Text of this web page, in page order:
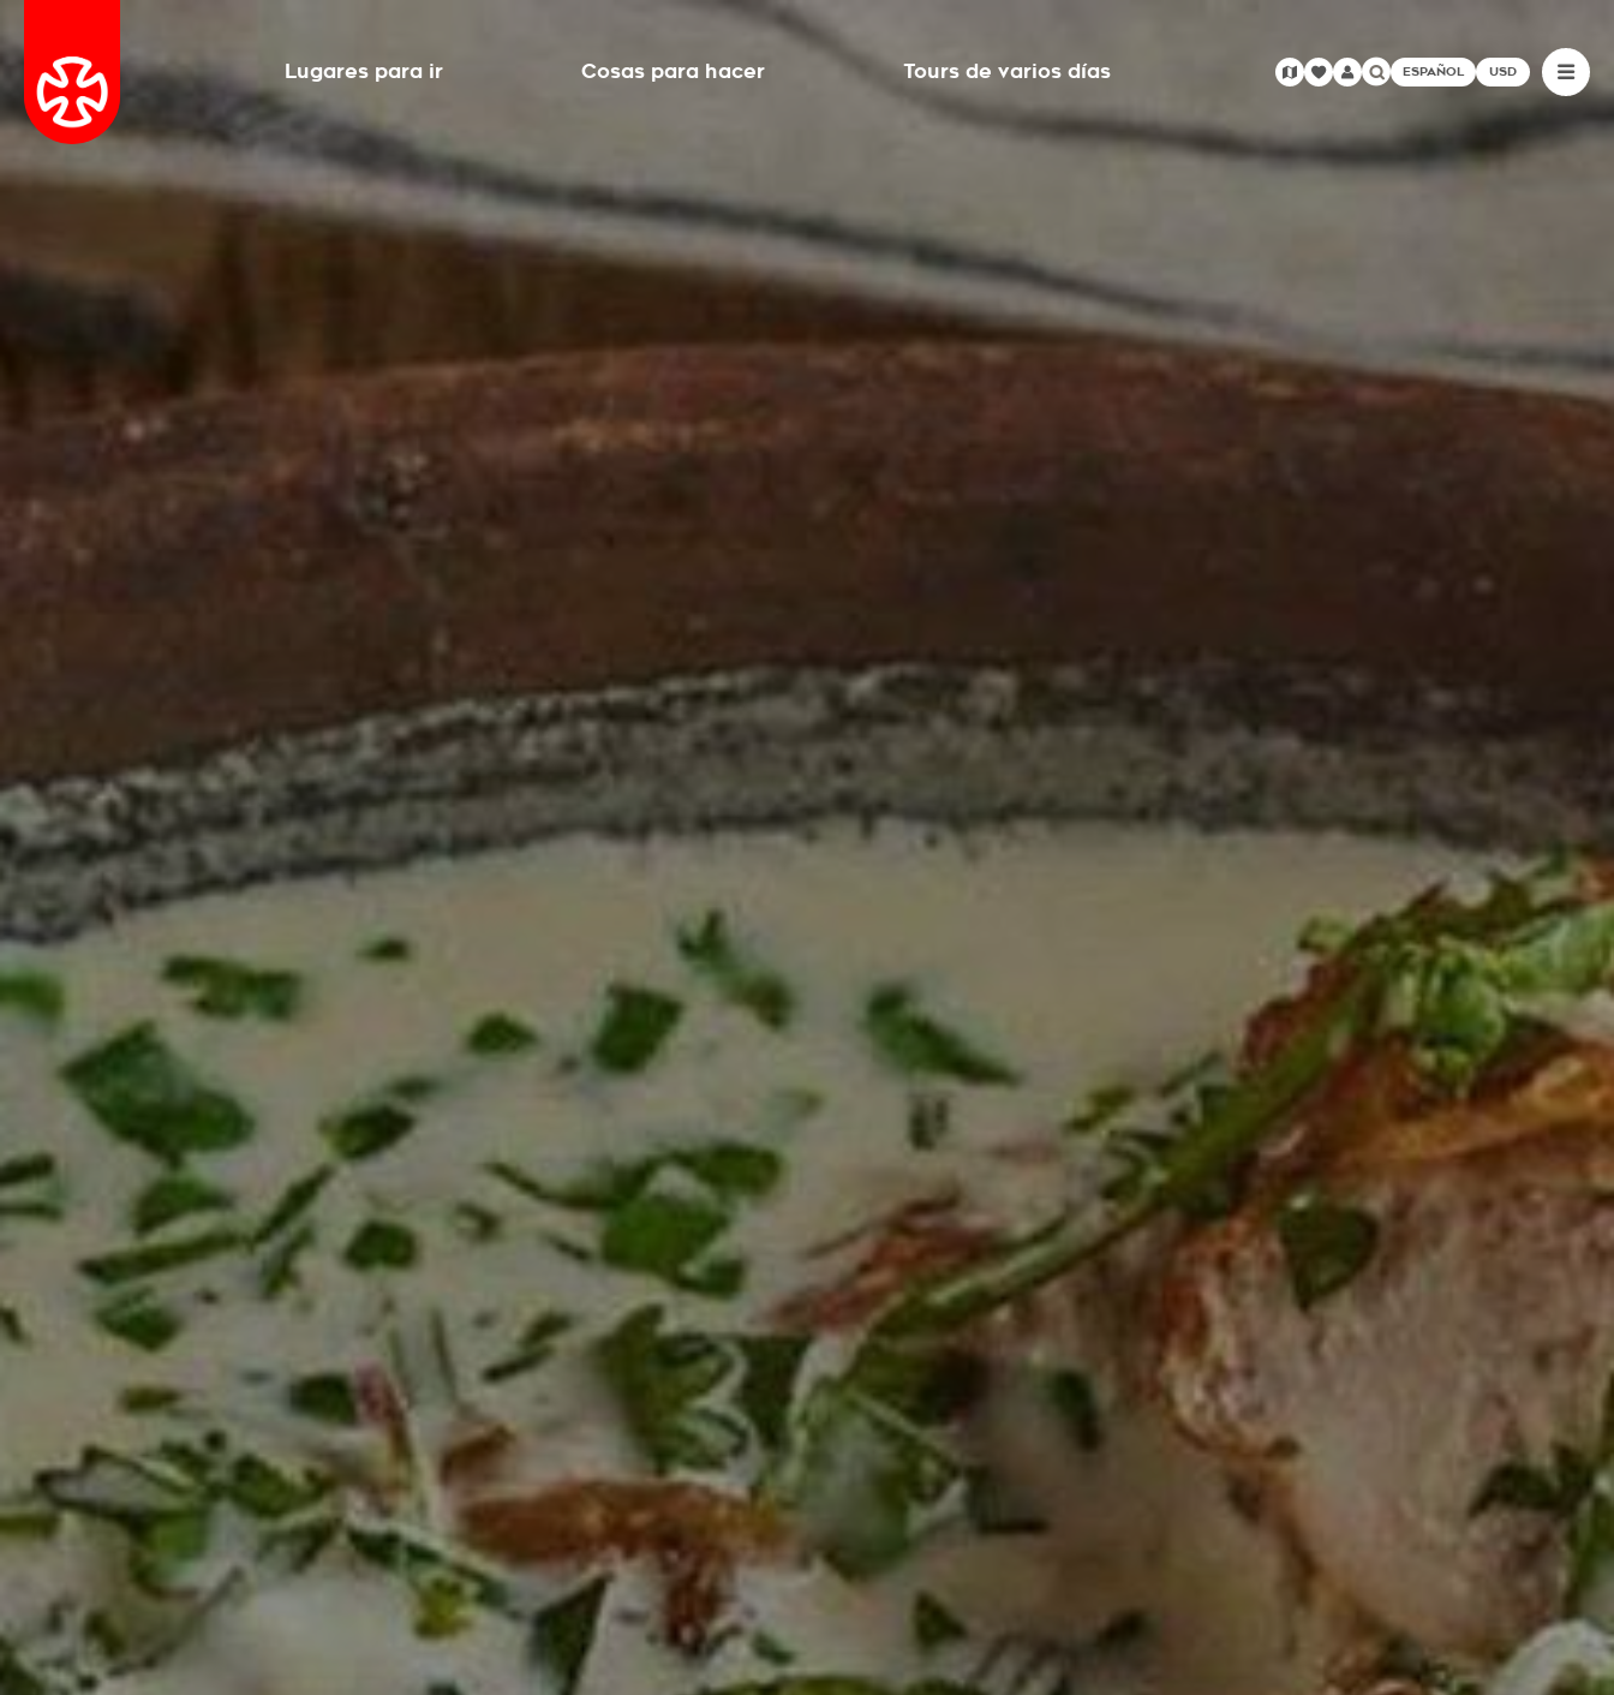
Lugares para ir Cosas para hacer Tours de varios días ESPAÑOL USD